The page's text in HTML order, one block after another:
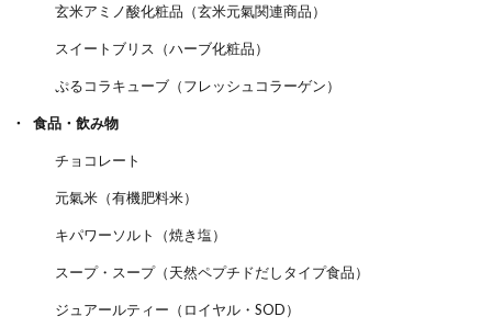
玄米アミノ酸化粧品（玄米元氣関連商品）
スイートブリス（ハーブ化粧品）
ぷるコラキューブ（フレッシュコラーゲン）
食品・飲み物
チョコレート
元氣米（有機肥料米）
キパワーソルト（焼き塩）
スープ・スープ（天然ペプチドだしタイプ食品）
ジュアールティー（ロイヤル・SOD）